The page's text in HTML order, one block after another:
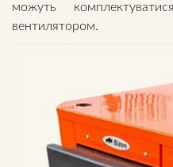
можуть
вентилятором.